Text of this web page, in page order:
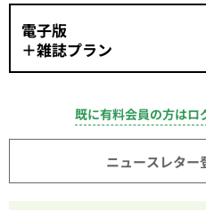
電子版
＋雑誌プラン
既に有料会員の方はロ
ニュースレター